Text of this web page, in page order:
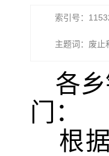
索引号：
主题词：废止
各
门：
根据